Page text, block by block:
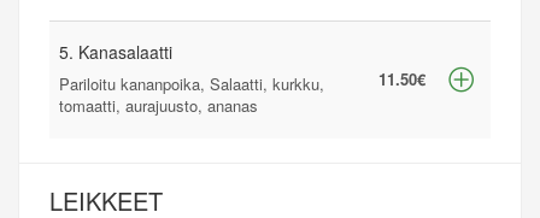
5. Kanasalaatti
Pariloitu kananpoika, Salaatti, kurkku,
tomaatti, aurajuusto, ananas
11.50€
LEIKKEET